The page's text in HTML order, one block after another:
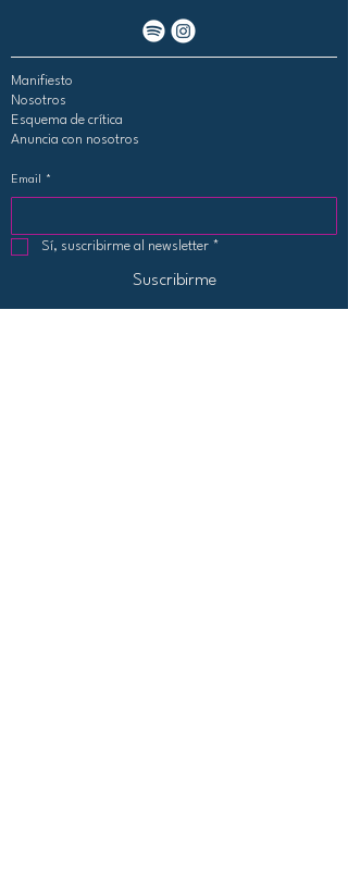
Manifiesto
Nosotros
Esquema de crítica
Anuncia con nosotros
Email *
Sí, suscribirme al newsletter *
Suscribirme